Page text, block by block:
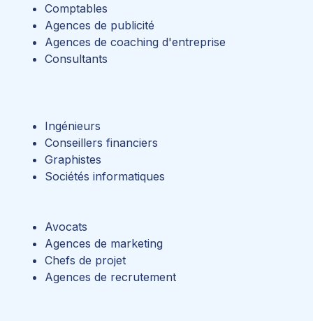
Comptables
Agences de publicité
Agences de coaching d'entreprise
Consultants
Ingénieurs
Conseillers financiers
Graphistes
Sociétés informatiques
Avocats
Agences de marketing
Chefs de projet
Agences de recrutement